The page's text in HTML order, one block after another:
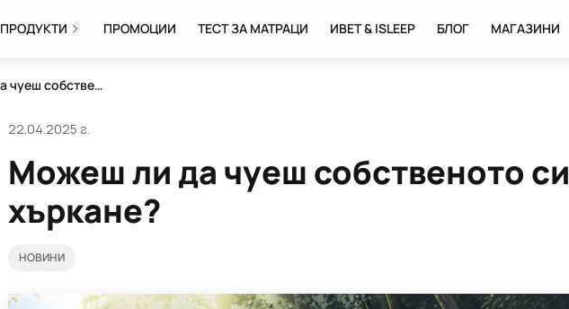
ПРОДУКТИ ПРОМОЦИИ ТЕСТ ЗА МАТРАЦИ ИВЕТ & ISLEEP БЛОГ МАГАЗИНИ
Можеш ли да чуеш собственото си хъркане?
22.04.2025 г.
Можеш ли да чуеш собственото си
хъркане?
НОВИНИ